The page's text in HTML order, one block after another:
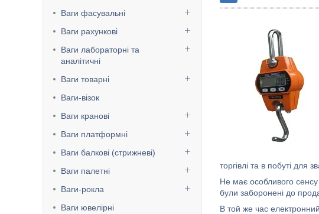
Ваги фасувальні
Ваги рахункові
Ваги лабораторні та
аналітичні
Ваги товарні
Ваги-візок
Ваги кранові
Ваги платформні
Ваги балкові (стрижневі)
Ваги палетні
Ваги-рокла
Ваги ювелірні
торгівлі та в побуті для
Не має особливого сенсу
були заборонені до
В той же час електронний